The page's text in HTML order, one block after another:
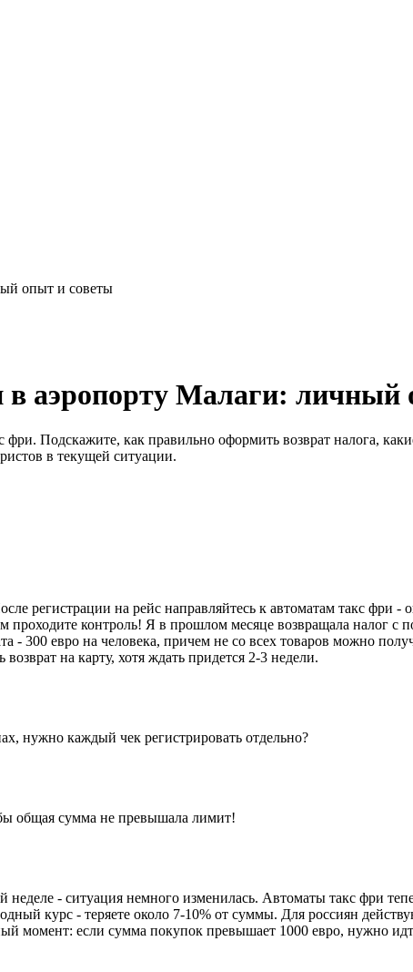
опыт и советы
в аэропорту Малаги: личный
фри. Подскажите, как правильно оформить возврат налога,
в текущей ситуации.
регистрации на рейс направляйтесь к автоматам такс фри
проходите контроль! Я в прошлом месяце возвращала налог
- 300 евро на человека, причем не со всех товаров можно
на карту, хотя ждать придется 2-3 недели.
нужно каждый чек регистрировать отдельно?
общая сумма не превышала лимит!
- ситуация немного изменилась. Автоматы такс фри
курс - теряете около 7-10% от суммы. Для россиян
момент: если сумма покупок превышает 1000 евро, нужно